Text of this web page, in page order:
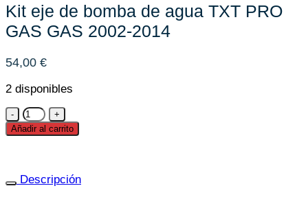
Kit eje de bomba de agua TXT PRO
GAS GAS 2002-2014
54,00 €
2 disponibles
Kit
eje
agua
Añadir al carrito
Descripción